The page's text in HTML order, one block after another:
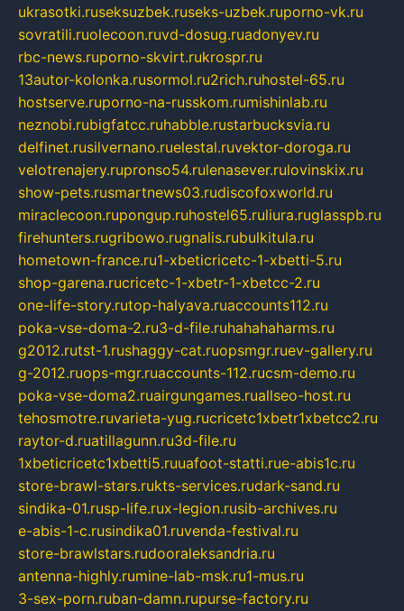
ukrasotki.ruseksuzbek.ruseks-uzbek.ruporno-vk.ru
sovratili.ruolecoon.ruvd-dosug.ruadonyev.ru
rbc-news.ruporno-skvirt.rukrospr.ru
13autor-kolonka.rusormol.ru2rich.ruhostel-65.ru
hostserve.ruporno-na-russkom.rumishinlab.ru
neznobi.rubigfatcc.ruhabble.rustarbucksvia.ru
delfinet.rusilvernano.ruelestal.ruvektor-doroga.ru
velotrenajery.rupronso54.rulenasever.rulovinskix.ru
show-pets.rusmartnews03.rudiscofoxworld.ru
miraclecoon.rupongup.ruhostel65.ruliura.ruglasspb.ru
firehunters.rugribowo.rugnalis.rubulkitula.ru
hometown-france.ru1-xbeticricetc-1-xbetti-5.ru
shop-garena.rucricetc-1-xbetr-1-xbetcc-2.ru
one-life-story.rutop-halyava.ruaccounts112.ru
poka-vse-doma-2.ru3-d-file.ruhahahaharms.ru
g2012.rutst-1.rushaggy-cat.ruopsmgr.ruev-gallery.ru
g-2012.ruops-mgr.ruaccounts-112.rucsm-demo.ru
poka-vse-doma2.ruairgungames.ruallseo-host.ru
tehosmotre.ruvarieta-yug.rucricetc1xbetr1xbetcc2.ru
raytor-d.ruatillagunn.ru3d-file.ru
1xbeticricetc1xbetti5.ruuafoot-statti.rue-abis1c.ru
store-brawl-stars.rukts-services.rudark-sand.ru
sindika-01.rusp-life.rux-legion.rusib-archives.ru
e-abis-1-c.rusindika01.ruvenda-festival.ru
store-brawlstars.rudooraleksandria.ru
antenna-highly.rumine-lab-msk.ru1-mus.ru
3-sex-porn.ruban-damn.rupurse-factory.ru